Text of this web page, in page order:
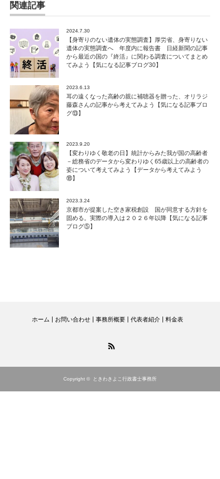
関連記事
2024.7.30
【身寄りのない遺体の実態調査】厚労省、身寄りない
遺体の実態調査へ 年度内に報告書 日経新聞の記事
から最近の国の『終活』に関わる調査についてまとめ
てみよう【気になる記事ブログ30】
2023.6.13
耳の遠くなった高齢の親に補聴器を贈った、オリラジ
藤森さんの記事から考えてみよう【気になる記事ブロ
グ⑬】
2023.9.20
【変わりゆく敬老の日】統計からみた我が国の高齢者
－総務省のデータから変わりゆく65歳以上の高齢者の
姿について考えてみよう【データから考えてみよう
⑱】
2023.3.24
京都市が提案した空き家税創設 国が同意する方針を
固める。実際の導入は２０２６年以降【気になる記事
ブログ⑤】
ホーム お問い合わせ 事務所概要 代表者紹介 料金表
Copyright © ときわきよこ行政書士事務所